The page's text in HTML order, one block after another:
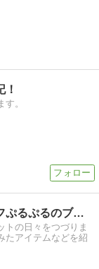
。
美脚になるんだ！アラフィフぷるぷるのブログ
トの日々をつづりま
たアイテムなどを紹